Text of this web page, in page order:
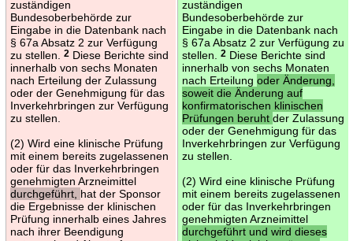
zuständigen
Bundesoberbehörde zur
Eingabe in die Datenbank nach
§ 67a Absatz 2 zur Verfügung
zu stellen.
2Diese Berichte sind
innerhalb von sechs Monaten
nach Erteilung der Zulassung
oder der Genehmigung für das
Inverkehrbringen zur Verfügung
zu stellen.
(2) Wird eine klinische Prüfung
mit einem bereits zugelassenen
oder für das Inverkehrbringen
genehmigten Arzneimittel
durchgeführt, hat der Sponsor
die Ergebnisse der klinischen
Prüfung innerhalb eines Jahres
nach ihrer Beendigung
zuständigen
Bundesoberbehörde zur
Eingabe in die Datenbank nach
§ 67a Absatz 2 zur Verfügung zu
stellen.
2Diese Berichte sind
innerhalb von sechs Monaten
nach Erteilung oder Änderung,
soweit die Änderung auf
konfirmatorischen klinischen
Prüfungen beruht der Zulassung
oder der Genehmigung für das
Inverkehrbringen zur Verfügung
zu stellen.
(2) Wird eine klinische Prüfung
mit einem bereits zugelassenen
oder für das Inverkehrbringen
genehmigten Arzneimittel
durchgeführt und wird dieses